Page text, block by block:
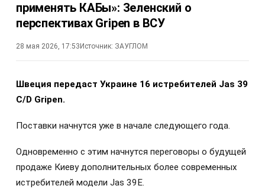
применять КАБы»: Зеленский о
перспективах Gripen в ВСУ
28 мая 2026, 17:53 Источник: ЗАУГЛОМ
Швеция передаст Украине 16 истребителей Jas 39
C/D Gripen.
Поставки начнутся уже в начале следующего года.
Одновременно с этим начнутся переговоры о будущей
продаже Киеву дополнительных более современных
истребителей модели Jas 39E.